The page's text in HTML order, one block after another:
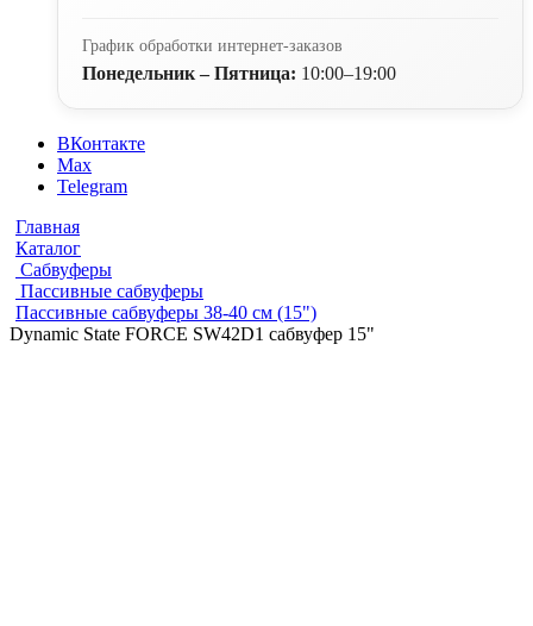
График обработки интернет-заказов
Понедельник – Пятница: 10:00–19:00
ВКонтакте
Max
Telegram
Главная
Каталог
Сабвуферы
Пассивные сабвуферы
Пассивные сабвуферы 38-40 см (15")
Dynamic State FORCE SW42D1 сабвуфер 15"